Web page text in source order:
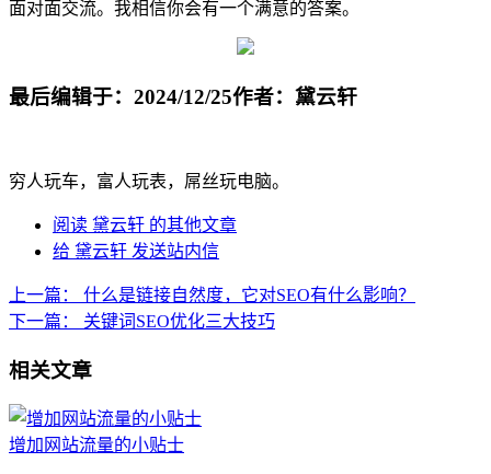
面对面交流。我相信你会有一个满意的答案。
最后编辑于：2024/12/25作者：黛云轩
穷人玩车，富人玩表，屌丝玩电脑。
阅读 黛云轩 的其他文章
给 黛云轩 发送站内信
上一篇：
什么是链接自然度，它对SEO有什么影响？
下一篇：
关键词SEO优化三大技巧
相关文章
增加网站流量的小贴士